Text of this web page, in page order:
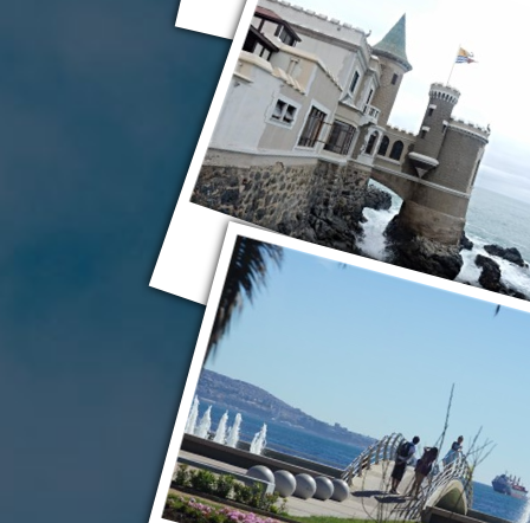
Винья-дель-Мар
Винья-дель-Мар